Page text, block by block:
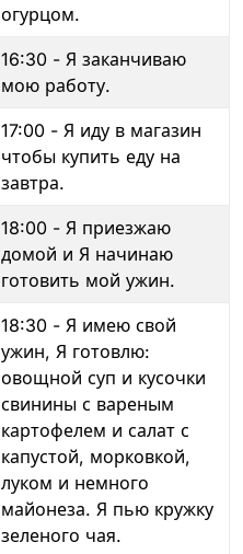
огурцом.
16:30 - Я заканчиваю
мою работу.
17:00 - Я иду в магазин
чтобы купить еду на
завтра.
18:00 - Я приезжаю
домой и Я начинаю
готовить мой ужин.
18:30 - Я имею свой
ужин, Я готовлю:
овощной суп и кусочки
свинины с вареным
картофелем и салат с
капустой, морковкой,
луком и немного
майонеза. Я пью кружку
зеленого чая.